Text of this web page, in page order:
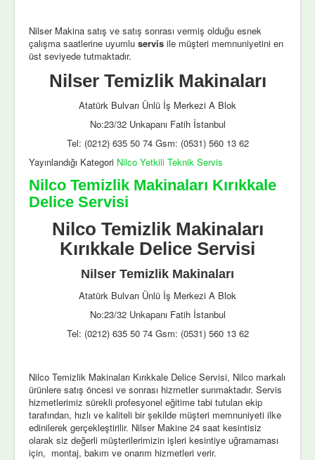
Nilser Makina satış ve satış sonrası vermiş olduğu esnek
çalışma saatlerine uyumlu servis ile müşteri memnuniyetini en
üst seviyede tutmaktadır.
Nilser Temizlik Makinaları
Atatürk Bulvarı Ünlü İş Merkezi A Blok
No:23/32 Unkapanı Fatih İstanbul
Tel: (0212) 635 50 74 Gsm: (0531) 560 13 62
Yayınlandığı Kategori Nilco Yetkili Teknik Servis
Nilco Temizlik Makinaları Kırıkkale
Delice Servisi
Nilco Temizlik Makinaları
Kırıkkale Delice Servisi
Nilser Temizlik Makinaları
Atatürk Bulvarı Ünlü İş Merkezi A Blok
No:23/32 Unkapanı Fatih İstanbul
Tel: (0212) 635 50 74 Gsm: (0531) 560 13 62
Nilco Temizlik Makinaları Kırıkkale Delice Servisi, Nilco markalı
ürünlere satış öncesi ve sonrası hizmetler sunmaktadır. Servis
hizmetlerimiz sürekli profesyonel eğitime tabi tutulan ekip
tarafından, hızlı ve kaliteli bir şekilde müşteri memnuniyeti ilke
edinilerek gerçekleştirilir. Nilser Makine 24 saat kesintisiz
olarak siz değerli müşterilerimizin işleri kesintiye uğramaması
için, montaj, bakım ve onarım hizmetleri verir.